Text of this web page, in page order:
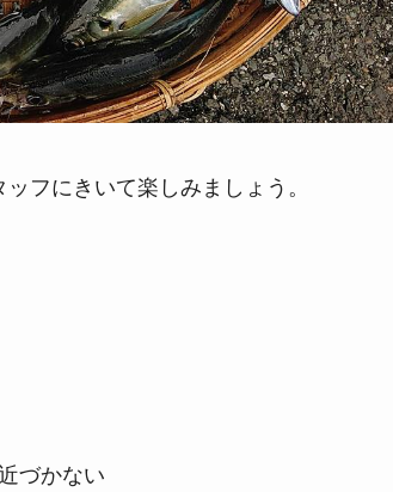
フにきいて楽しみましょう。
づかない